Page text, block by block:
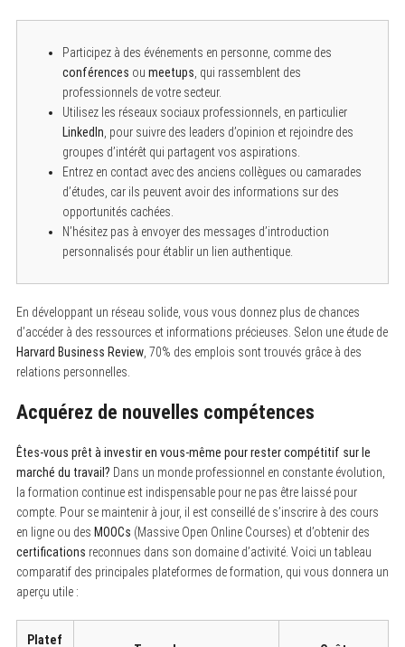
Participez à des événements en personne, comme des
conférences ou meetups , qui rassemblent des
professionnels de votre secteur.
Utilisez les réseaux sociaux professionnels, en particulier
LinkedIn , pour suivre des leaders d’opinion et rejoindre des
groupes d’intérêt qui partagent vos aspirations.
Entrez en contact avec des anciens collègues ou camarades
d’études, car ils peuvent avoir des informations sur des
opportunités cachées.
N’hésitez pas à envoyer des messages d’introduction
personnalisés pour établir un lien authentique.
En développant un réseau solide, vous vous donnez plus de chances
d’accéder à des ressources et informations précieuses. Selon une étude de
Harvard Business Review, 70% des emplois sont trouvés grâce à des
relations personnelles.
Acquérez de nouvelles compétences
Êtes-vous prêt à investir en vous-même pour rester compétitif sur le
marché du travail? Dans un monde professionnel en constante évolution,
la formation continue est indispensable pour ne pas être laissé pour
compte. Pour se maintenir à jour, il est conseillé de s’inscrire à des cours
en ligne ou des MOOCs (Massive Open Online Courses) et d’obtenir des
certifications reconnues dans son domaine d’activité. Voici un tableau
comparatif des principales plateformes de formation, qui vous donnera un
aperçu utile :
Platef
e
a
r
h